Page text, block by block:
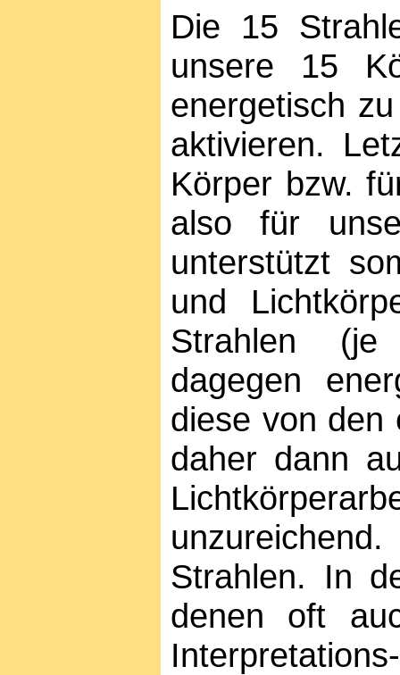
Die 15
unsere 15
energetisch
aktivieren.
Körper bzw.
also für
unterstützt
und
Strahlen (je
dagegen
diese von den
daher dann
Strahlen. In
denen oft